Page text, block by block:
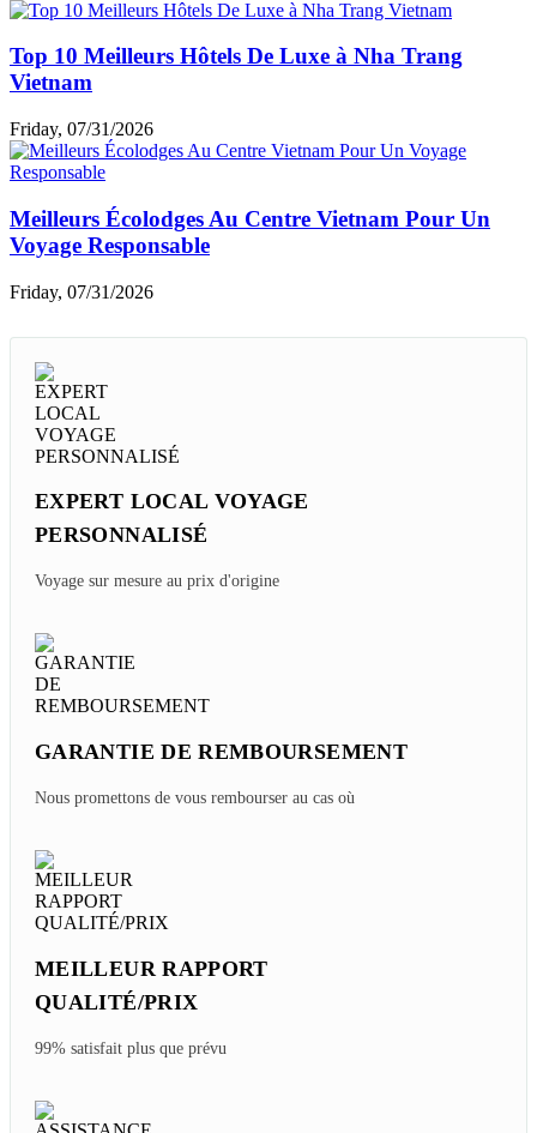
Top 10 Meilleurs Hôtels De Luxe à Nha Trang
Vietnam
Friday, 07/31/2026
Meilleurs Écolodges Au Centre Vietnam Pour Un
Voyage Responsable
Friday, 07/31/2026
EXPERT LOCAL VOYAGE
PERSONNALISÉ
Voyage sur mesure au prix d'origine
GARANTIE DE REMBOURSEMENT
Nous promettons de vous rembourser au cas où
MEILLEUR RAPPORT
QUALITÉ/PRIX
99% satisfait plus que prévu